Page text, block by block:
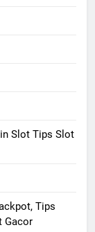
Slot Tips Slot
Tips
Gacor